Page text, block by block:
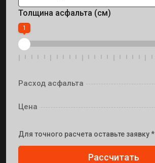
Толщина асфальта (см)
1
Расход асфальта
Цена
Для точного расчета оставьте заявку *
Рассчитать